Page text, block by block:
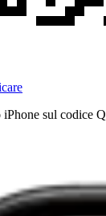
iPhone sul codice